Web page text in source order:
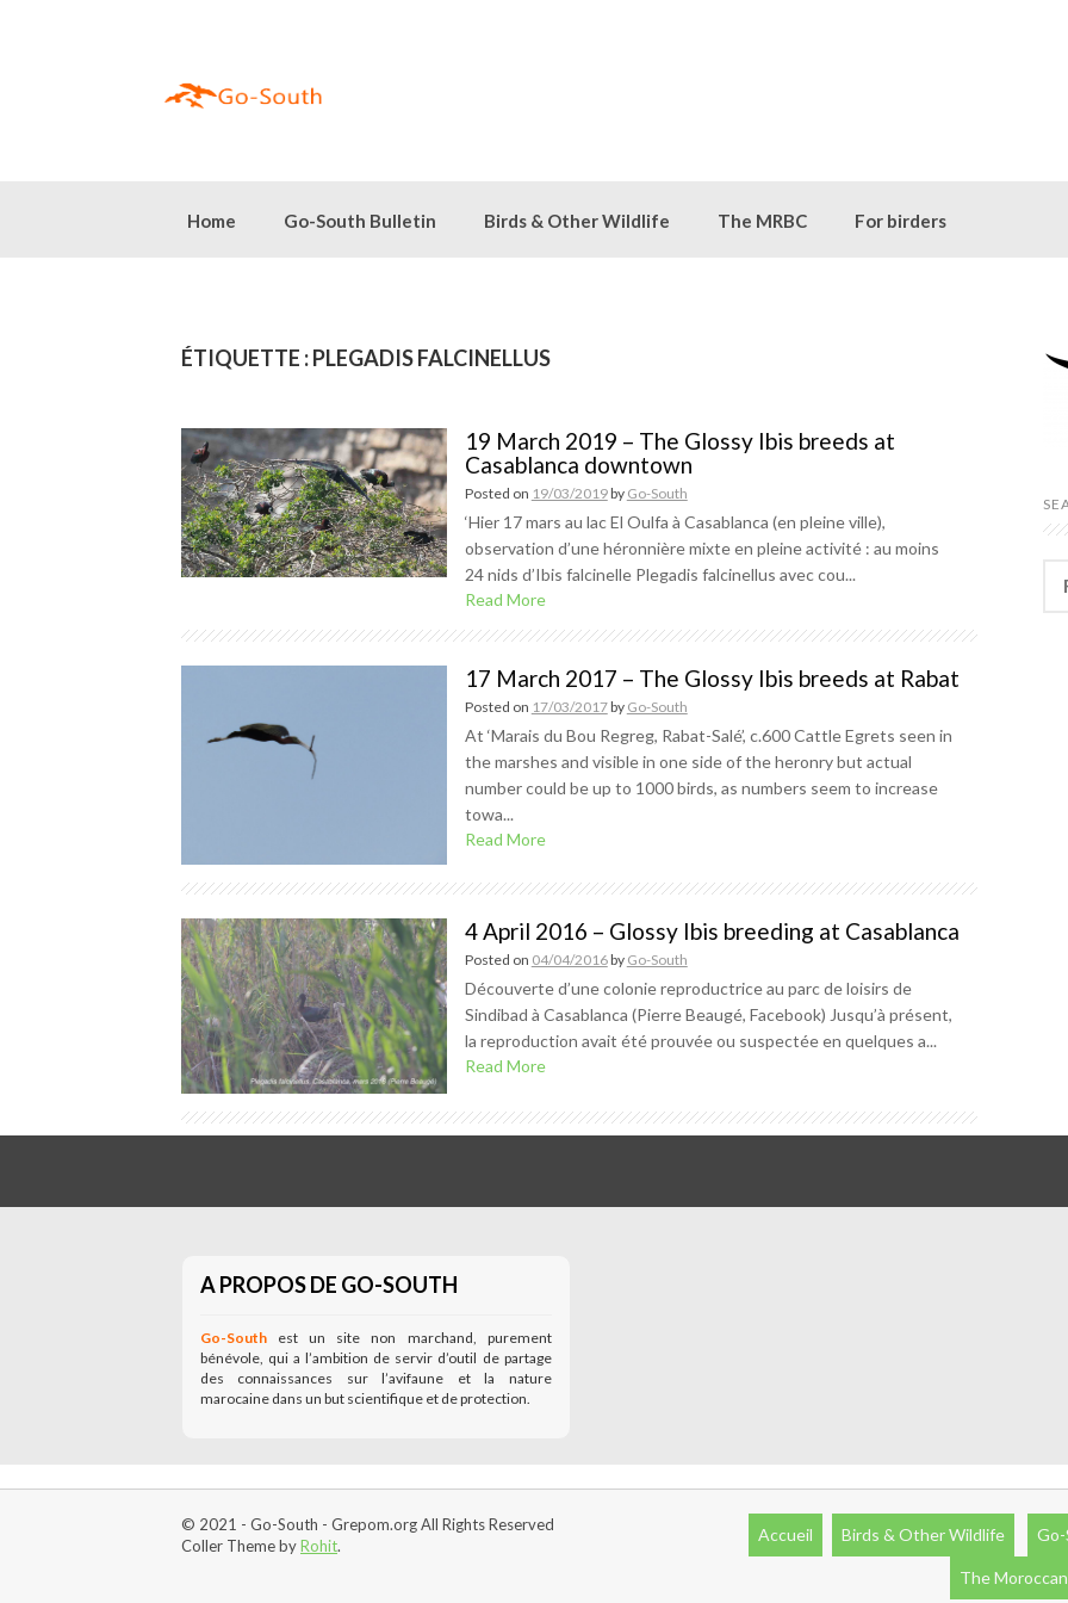
Home Go-South Bulletin Birds & Other Wildlife The MRBC For birders
ÉTIQUETTE :PLEGADIS FALCINELLUS
19 March 2019 – The Glossy Ibis breeds at
Casablanca downtown
Posted on 19/03/2019by Go-South
‘Hier 17 mars au lac El Oulfa à Casablanca (en pleine ville),
observation d’une héronnière mixte en pleine activité : au moins
24 nids d’Ibis falcinelle Plegadis falcinellus avec cou...
Read More
17 March 2017 – The Glossy Ibis breeds at Rabat
Posted on 17/03/2017by Go-South
At ‘Marais du Bou Regreg, Rabat-Salé’, c.600 Cattle Egrets seen in
the marshes and visible in one side of the heronry but actual
number could be up to 1000 birds, as numbers seem to increase
towa...
Read More
4 April 2016 – Glossy Ibis breeding at Casablanca
Posted on 04/04/2016by Go-South
Découverte d’une colonie reproductrice au parc de loisirs de
Sindibad à Casablanca (Pierre Beaugé, Facebook) Jusqu’à présent,
la reproduction avait été prouvée ou suspectée en quelques a...
Read More
A PROPOS DE GO-SOUTH
Go-South est un site non marchand, purement
bénévole, qui a l’ambition de servir d’outil de partage
des connaissances sur l’avifaune et la nature
marocaine dans un but scientifique et de protection.
© 2021 - Go-South - Grepom.org All Rights Reserved
Coller Theme byRohit.
Accueil Birds & Other Wildlife
The